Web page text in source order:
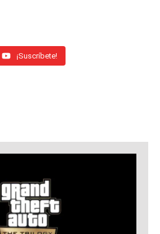
¡Suscríbete!